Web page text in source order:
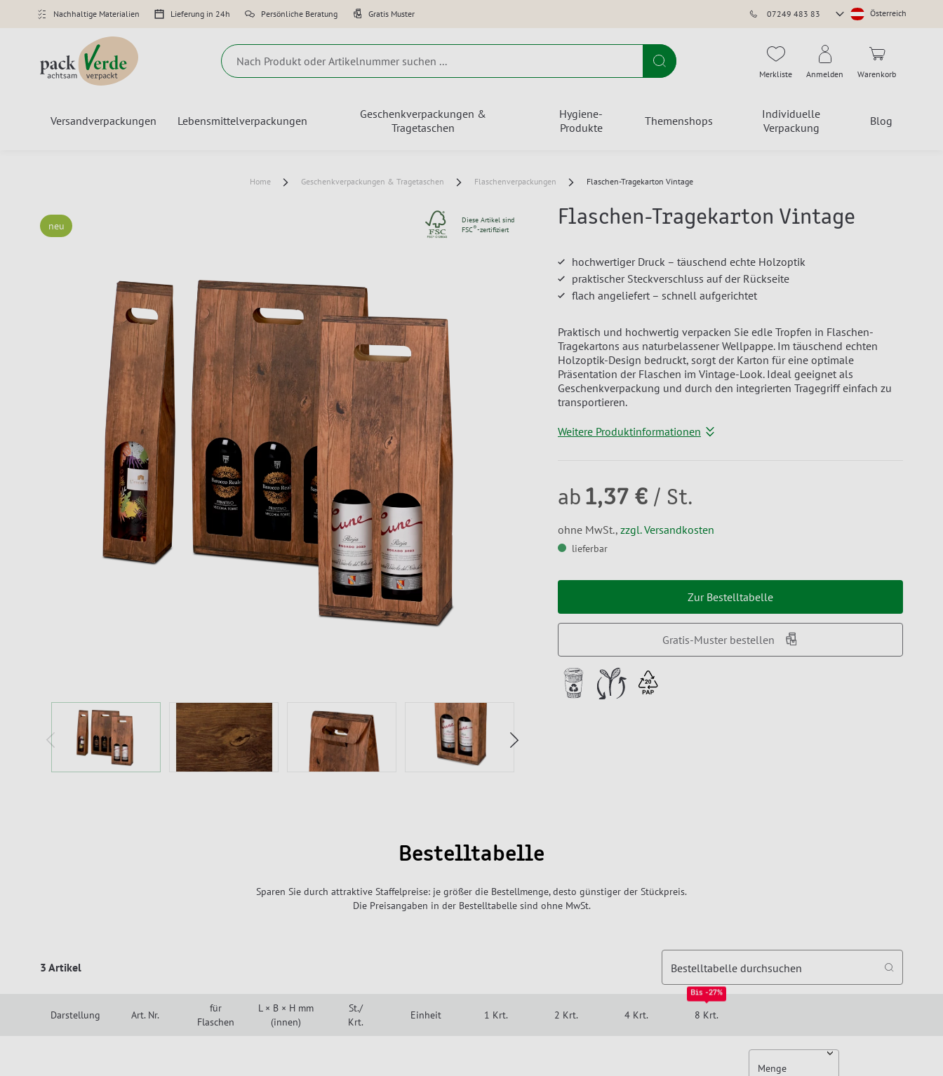
Nachhaltige Materialien Lieferung in 24h Persönliche Beratung Gratis Muster 07249 483 83
Store
Österreich
Suche Merkliste Anmelden Warenkorb
Versandverpackungen Lebensmittelverpackungen
Geschenkverpackungen &
Tragetaschen
Hygiene-
Produkte
Themenshops
Individuelle
Verpackung
Blog
Home Geschenkverpackungen & Tragetaschen Flaschenverpackungen Flaschen-Tragekarton Vintage
neu
Diese Artikel sind
FSC®-zertifiziert
Flaschen-Tragekarton Vintage
hochwertiger Druck – täuschend echte Holzoptik
praktischer Steckverschluss auf der Rückseite
flach angeliefert – schnell aufgerichtet
Praktisch und hochwertig verpacken Sie edle Tropfen in Flaschen-
Tragekartons aus naturbelassener Wellpappe. Im täuschend echten
Holzoptik-Design bedruckt, sorgt der Karton für eine optimale
Präsentation der Flaschen im Vintage-Look. Ideal geeignet als
Geschenkverpackung und durch den integrierten Tragegriff einfach zu
transportieren.
Weitere Produktinformationen
ab 1,37 € / St.
ohne MwSt., zzgl. Versandkosten
lieferbar
Zur Bestelltabelle
Gratis-Muster bestellen
Bestelltabelle
Sparen Sie durch attraktive Staffelpreise: je größer die Bestellmenge, desto günstiger der Stückpreis.
Die Preisangaben in der Bestelltabelle sind ohne MwSt.
3 Artikel Bestelltabelle durchsuchen
Darstellung Art. Nr.
für
Flaschen
L × B × H mm
(innen)
St./
Krt.
Einheit 1 Krt. 2 Krt. 4 Krt.
Bis -27%
8 Krt.
Menge